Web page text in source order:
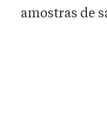
amostras de